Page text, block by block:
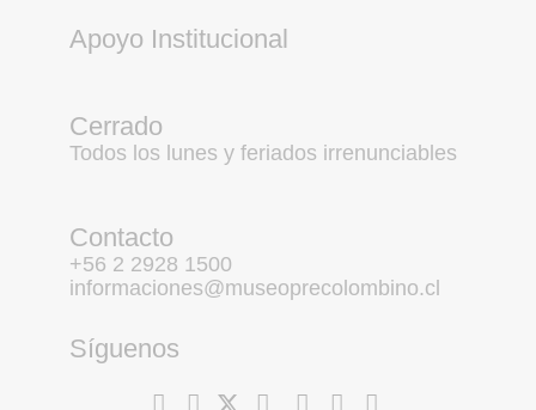
Apoyo Institucional
Cerrado
Todos los lunes y feriados irrenunciables
Contacto
+56 2 2928 1500
informaciones@museoprecolombino.cl
Síguenos